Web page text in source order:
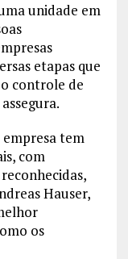
unidade em
etapas que
controle de
tem
com
Hauser,
os